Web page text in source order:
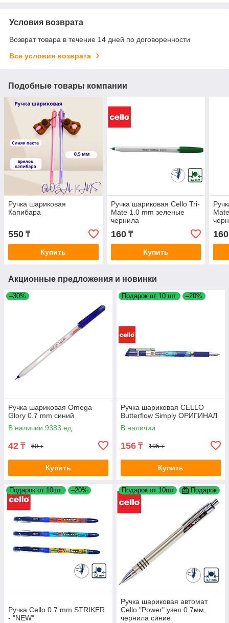
Условия возврата
Возврат товара в течение 14 дней по договоренности
Все условия возврата
Подобные товары компании
Ручка шариковая
Капибара
550 ₸
Купить
Ручка шариковая Cello Tri-
Mate 1.0 mm зеленые
чернила
160₸
Купить
160
Акционные предложения и новинки
–30%
Ручка шариковая Omega
Glory 0.7 mm синий
В наличии 9383 ед.
42 ₸ 60 ₸
Купить
Подарок от 10 шт. –20%
Ручка шариковая CELLO
Butterflow Simply ОРИГИНАЛ
В наличии
156 ₸ 195 ₸
Купить
Подарок от 10шт. –20%
Ручка Cello 0.7 mm STRIKER
- "NEW"
Подарок от 10шт Подарок
Ручка шариковая автомат
Cello "Power" узел 0.7мм,
чернила синие